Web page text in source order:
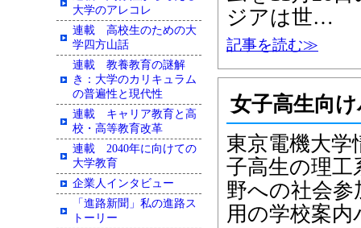
ジアは世…
記事を読む≫
女子高生向
東京電機大学
子高生の理工
野への社会
用の学校案
大学のアレコレ
連載 高校生のための大
学四方山話
連載 教養教育の謎解
き：大学のカリキュラム
の普遍性と現代性
連載 キャリア教育と高
校・高等教育改革
連載 2040年に向けての
大学教育
企業人インタビュー
「進路新聞」私の進路ス
トーリー